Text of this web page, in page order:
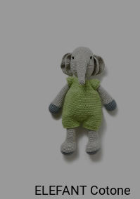
ELEFANT Cotone